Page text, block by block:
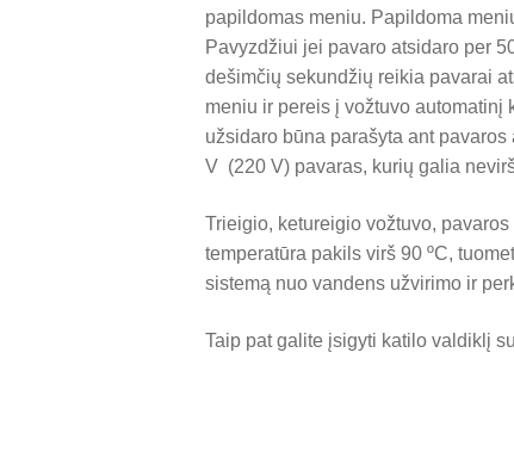
papildomas meniu. Papildoma
Pavyzdžiui jei pavaro atsidaro per
dešimčių sekundžių reikia pavarai
meniu ir pereis į vožtuvo
užsidaro būna parašyta ant
V (220 V) pavaras, kurių galia
Trieigio, ketureigio vožtuvo,
temperatūra pakils virš 90 ºC,
sistemą nuo vandens užvirimo ir
Taip pat galite įsigyti katilo valdiklį